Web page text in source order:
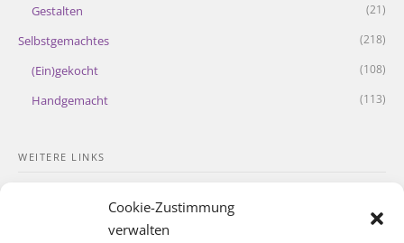
Cookie-Zustimmung
verwalten
Gestalten (21)
Selbstgemachtes (218)
(Ein)gekocht (108)
Handgemacht (113)
WEITERE LINKS